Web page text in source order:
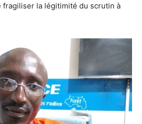
fragiliser la légitimité du scrutin à